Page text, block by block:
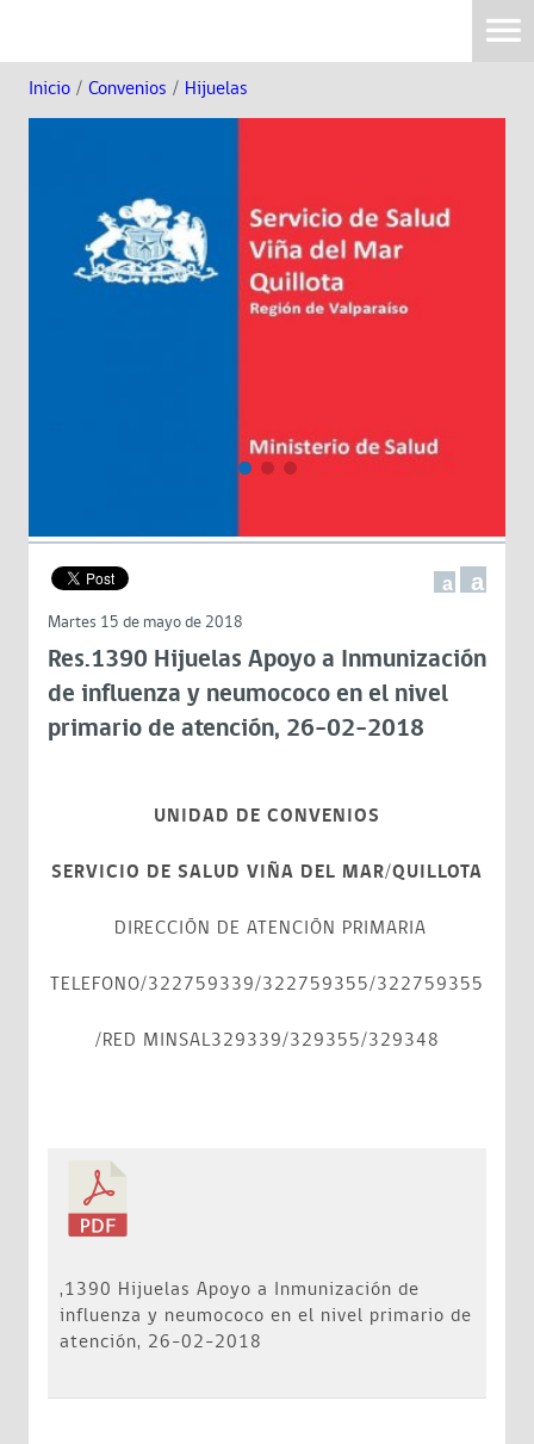
Inicio / Convenios / Hijuelas
a a
Martes 15 de mayo de 2018
Res.1390 Hijuelas Apoyo a Inmunización
de influenza y neumococo en el nivel
primario de atención, 26-02-2018
UNIDAD DE CONVENIOS
SERVICIO DE SALUD VIÑA DEL MAR/QUILLOTA
DIRECCIÓN DE ATENCIÓN PRIMARIA
TELEFONO/322759339/322759355/322759355
/RED MINSAL329339/329355/329348
,1390 Hijuelas Apoyo a Inmunización de
influenza y neumococo en el nivel primario de
atención, 26-02-2018